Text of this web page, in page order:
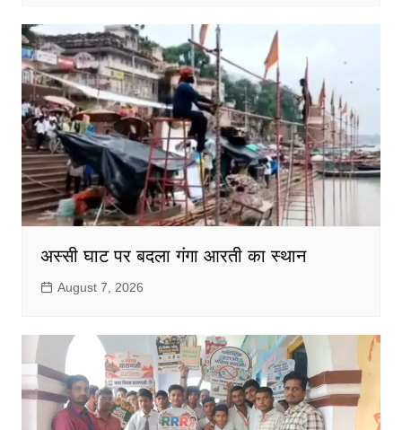
अस्सी घाट पर बदला गंगा आरती का स्थान
August 7, 2026